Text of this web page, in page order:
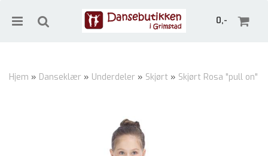
0,-
Hjem » Danseklær » Underdeler » Skjørt » Skjørt Rosa "pull on"